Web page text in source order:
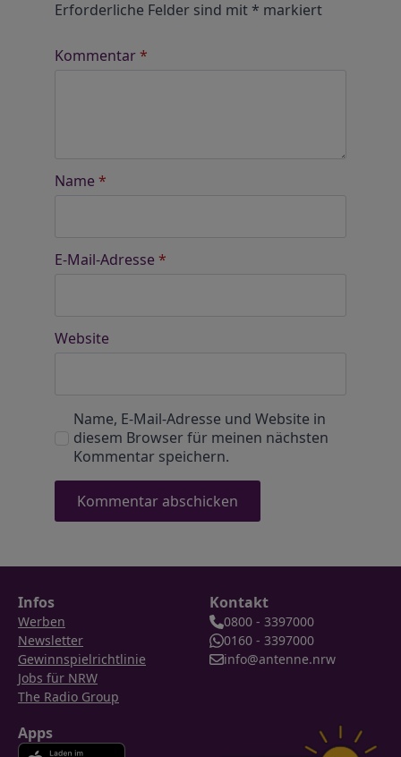
Erforderliche Felder sind mit* markiert
Kommentar*
Name *
E-Mail-Adresse *
Website
Name, E-Mail-Adresse und Website in
diesem Browser für meinen nächsten
Kommentar speichern.
Infos
Werben
Newsletter
Gewinnspielrichtlinie
Jobs für NRW
The Radio Group
Kontakt
0800 - 3397000
0160 - 3397000
info@antenne.nrw
Apps